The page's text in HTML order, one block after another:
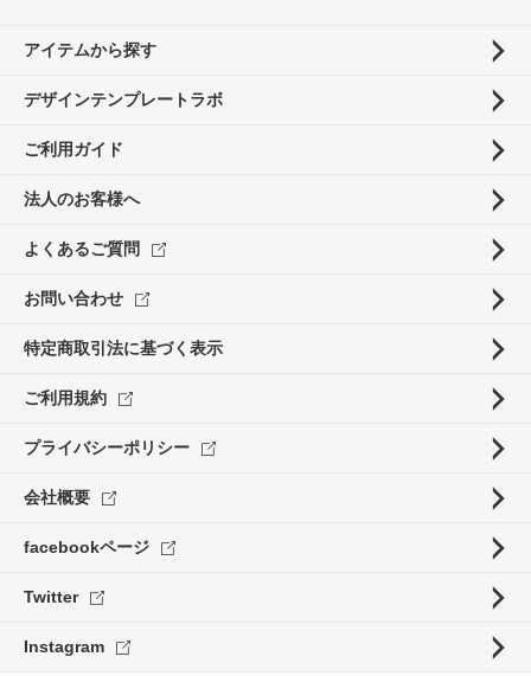
アイテムから探す
デザインテンプレートラボ
ご利用ガイド
法人のお客様へ
よくあるご質問
お問い合わせ
特定商取引法に基づく表示
ご利用規約
プライバシーポリシー
会社概要
facebookページ
Twitter
Instagram